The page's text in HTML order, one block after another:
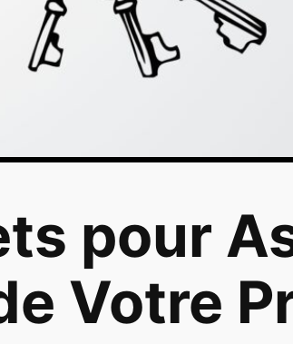
pour
Votre